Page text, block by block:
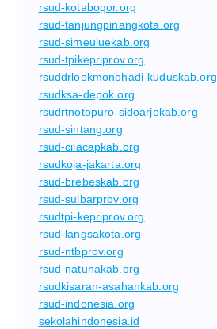
rsud-kotabogor.org
rsud-tanjungpinangkota.org
rsud-simeuluekab.org
rsud-tpikepriprov.org
rsuddrloekmonohadi-kuduskab.org
rsudksa-depok.org
rsudrtnotopuro-sidoarjokab.org
rsud-sintang.org
rsud-cilacapkab.org
rsudkoja-jakarta.org
rsud-brebeskab.org
rsud-sulbarprov.org
rsudtpi-kepriprov.org
rsud-langsakota.org
rsud-ntbprov.org
rsud-natunakab.org
rsudkisaran-asahankab.org
rsud-indonesia.org
sekolahindonesia.id